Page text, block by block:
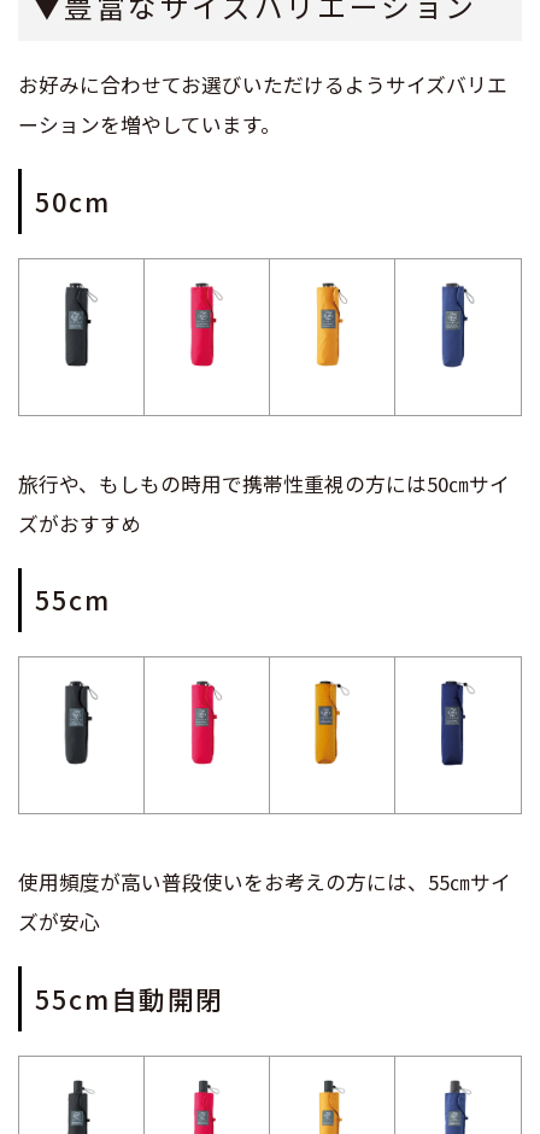
お好みに合わせてお選びいただけるようサイズバリエ
ーションを増やしています。
50cm
旅行や、もしもの時用で携帯性重視の方には50㎝サイ
ズがおすすめ
55cm
使用頻度が高い普段使いをお考えの方には、55㎝サイ
ズが安心
55cm自動開閉